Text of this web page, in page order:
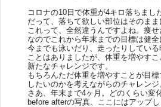
コロナの10日で体重が4キロ落ちまし
だって、落ちて欲しい部位はそのま
これって、全然違うんですよね。痩
なのでこれから年末までの目標は健全
今までも泳いだり、走ったりしてい
ことはありましたが、体重を増やす
新たなチャレンジです。
もちろんただ体重を増やすことが目
したいのかを考えながらのチャレンジ
さあ、年末まで4ヶ月。どのくらい変
before afterの写真、ここにはアップ